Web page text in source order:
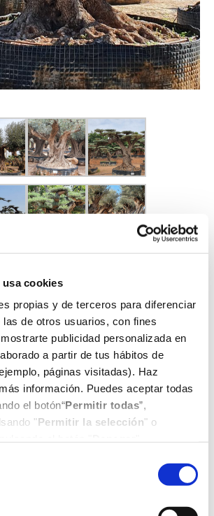
usa cookies
propias y de terceros para diferenciar
las de otros usuarios, con fines
publicidad personalizada en
a partir de tus hábitos de
páginas visitadas). Haz
información. Puedes aceptar todas
el botón“Permitir todas”,
"Permitir la selección" o